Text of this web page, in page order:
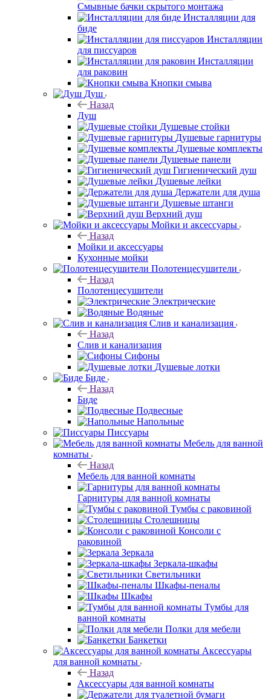
Смывные бачки скрытого монтажа
Инсталляции для
биде
Инсталляции
для писсуаров
Инсталляции
для раковин
Кнопки смыва
Душ
Назад
Душ
Душевые стойки
Душевые гарнитуры
Душевые комплекты
Душевые панели
Гигиенический душ
Душевые лейки
Держатели для душа
Душевые штанги
Верхний душ
Мойки и аксессуары
Назад
Мойки и аксессуары
Кухонные мойки
Полотенцесушители
Назад
Полотенцесушители
Электрические
Водяные
Слив и канализация
Назад
Слив и канализация
Сифоны
Душевые лотки
Биде
Назад
Биде
Подвесные
Напольные
Писсуары
Мебель для ванной
комнаты
Назад
Мебель для ванной комнаты
Гарнитуры для ванной комнаты
Тумбы с раковиной
Столешницы
Консоли с
раковиной
Зеркала
Зеркала-шкафы
Светильники
Шкафы-пеналы
Шкафы
Тумбы для
ванной комнаты
Полки для мебели
Банкетки
Аксессуары
для ванной комнаты
Назад
Аксессуары для ванной комнаты